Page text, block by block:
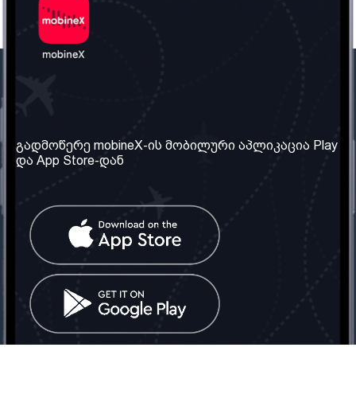
ჩვენ შესახებ
ჩვენი სერვისები
წესები და პირობები
კითხვები
კონტაქტი
საქართველო: თბილისი
ტელ: 032 2 04 00 50
ელ. ფოსტა:
info@mobinex.ge
სოციალური ქსელი
გადმოწერე mobineX-ის მობილური აპლიკაცია Play
და App Store-დან